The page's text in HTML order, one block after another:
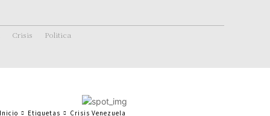
Crisis Politica
Etiquetas Crisis Venezuela